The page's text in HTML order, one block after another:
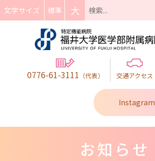
文字サイズ 標準 大
0776-61-3111 （代表） 交通アクセス
Instagram
お知らせ